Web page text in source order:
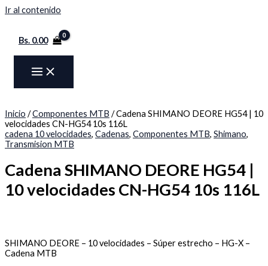
Ir al contenido
Bs.0.00
Inicio /Componentes MTB / Cadena SHIMANO DEORE HG54 | 10
velocidades CN-HG54 10s 116L
cadena 10 velocidades, Cadenas, Componentes MTB, Shimano,
Transmision MTB
Cadena SHIMANO DEORE HG54 |
10 velocidades CN-HG54 10s 116L
SHIMANO DEORE – 10 velocidades – Súper estrecho – HG-X –
Cadena MTB